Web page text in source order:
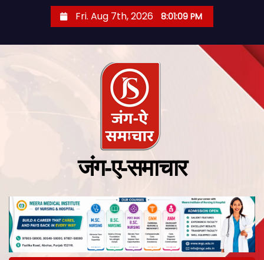
Fri. Aug 7th, 2026 8:01:09 PM
जंग-ए-समाचार